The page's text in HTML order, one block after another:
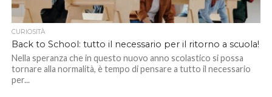
CURIOSITÀ
Back to School: tutto il necessario per il ritorno a scuola!
Nella speranza che in questo nuovo anno scolastico si possa
tornare alla normalità, è tempo di pensare a tutto il necessario
per...